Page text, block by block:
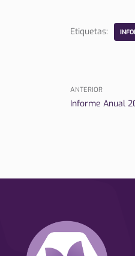
Etiquetas:
ANTERIOR
Informe Anual